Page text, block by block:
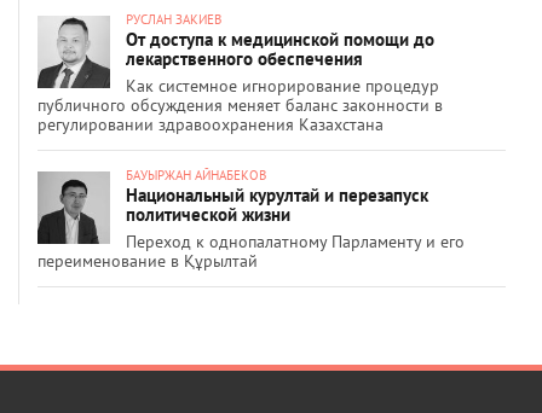
РУСЛАН ЗАКИЕВ
От доступа к медицинской помощи до
лекарственного обеспечения
Как системное игнорирование процедур
публичного обсуждения меняет баланс законности в
регулировании здравоохранения Казахстана
БАУЫРЖАН АЙНАБЕКОВ
Национальный курултай и перезапуск
политической жизни
Переход к однопалатному Парламенту и его
переименование в Құрылтай